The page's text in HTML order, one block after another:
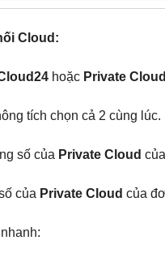
Cloud:
hoặc Private
tích chọn cả 2 cùng lúc.
số của Private Cloud
của Private Cloud của